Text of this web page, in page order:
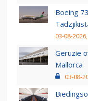
Boeing
03-08-
Geruzie
Mallorca
03-08-